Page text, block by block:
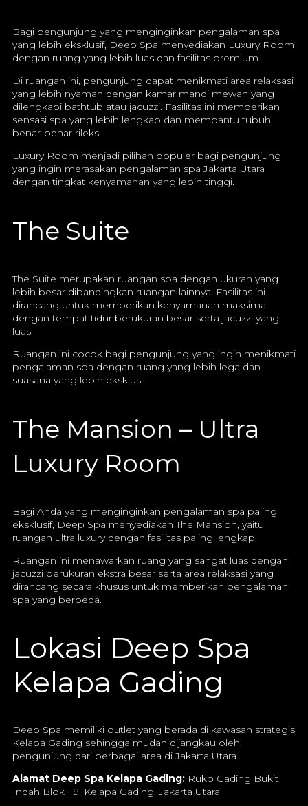
Bagi pengunjung yang menginginkan pengalaman spa
yang lebih eksklusif, Deep Spa menyediakan Luxury Room
dengan ruang yang lebih luas dan fasilitas premium.
Di ruangan ini, pengunjung dapat menikmati area relaksasi
yang lebih nyaman dengan kamar mandi mewah yang
dilengkapi bathtub atau jacuzzi. Fasilitas ini memberikan
sensasi spa yang lebih lengkap dan membantu tubuh
benar-benar rileks.
Luxury Room menjadi pilihan populer bagi pengunjung
yang ingin merasakan pengalaman spa Jakarta Utara
dengan tingkat kenyamanan yang lebih tinggi.
The Suite
The Suite merupakan ruangan spa dengan ukuran yang
lebih besar dibandingkan ruangan lainnya. Fasilitas ini
dirancang untuk memberikan kenyamanan maksimal
dengan tempat tidur berukuran besar serta jacuzzi yang
luas.
Ruangan ini cocok bagi pengunjung yang ingin menikmati
pengalaman spa dengan ruang yang lebih lega dan
suasana yang lebih eksklusif.
The Mansion – Ultra
Luxury Room
Bagi Anda yang menginginkan pengalaman spa paling
eksklusif, Deep Spa menyediakan The Mansion, yaitu
ruangan ultra luxury dengan fasilitas paling lengkap.
Ruangan ini menawarkan ruang yang sangat luas dengan
jacuzzi berukuran ekstra besar serta area relaksasi yang
dirancang secara khusus untuk memberikan pengalaman
spa yang berbeda.
Lokasi Deep Spa
Kelapa Gading
Deep Spa memiliki outlet yang berada di kawasan strategis
Kelapa Gading sehingga mudah dijangkau oleh
pengunjung dari berbagai area di Jakarta Utara.
Alamat Deep Spa Kelapa Gading: Ruko Gading Bukit
Indah Blok F9, Kelapa Gading, Jakarta Utara